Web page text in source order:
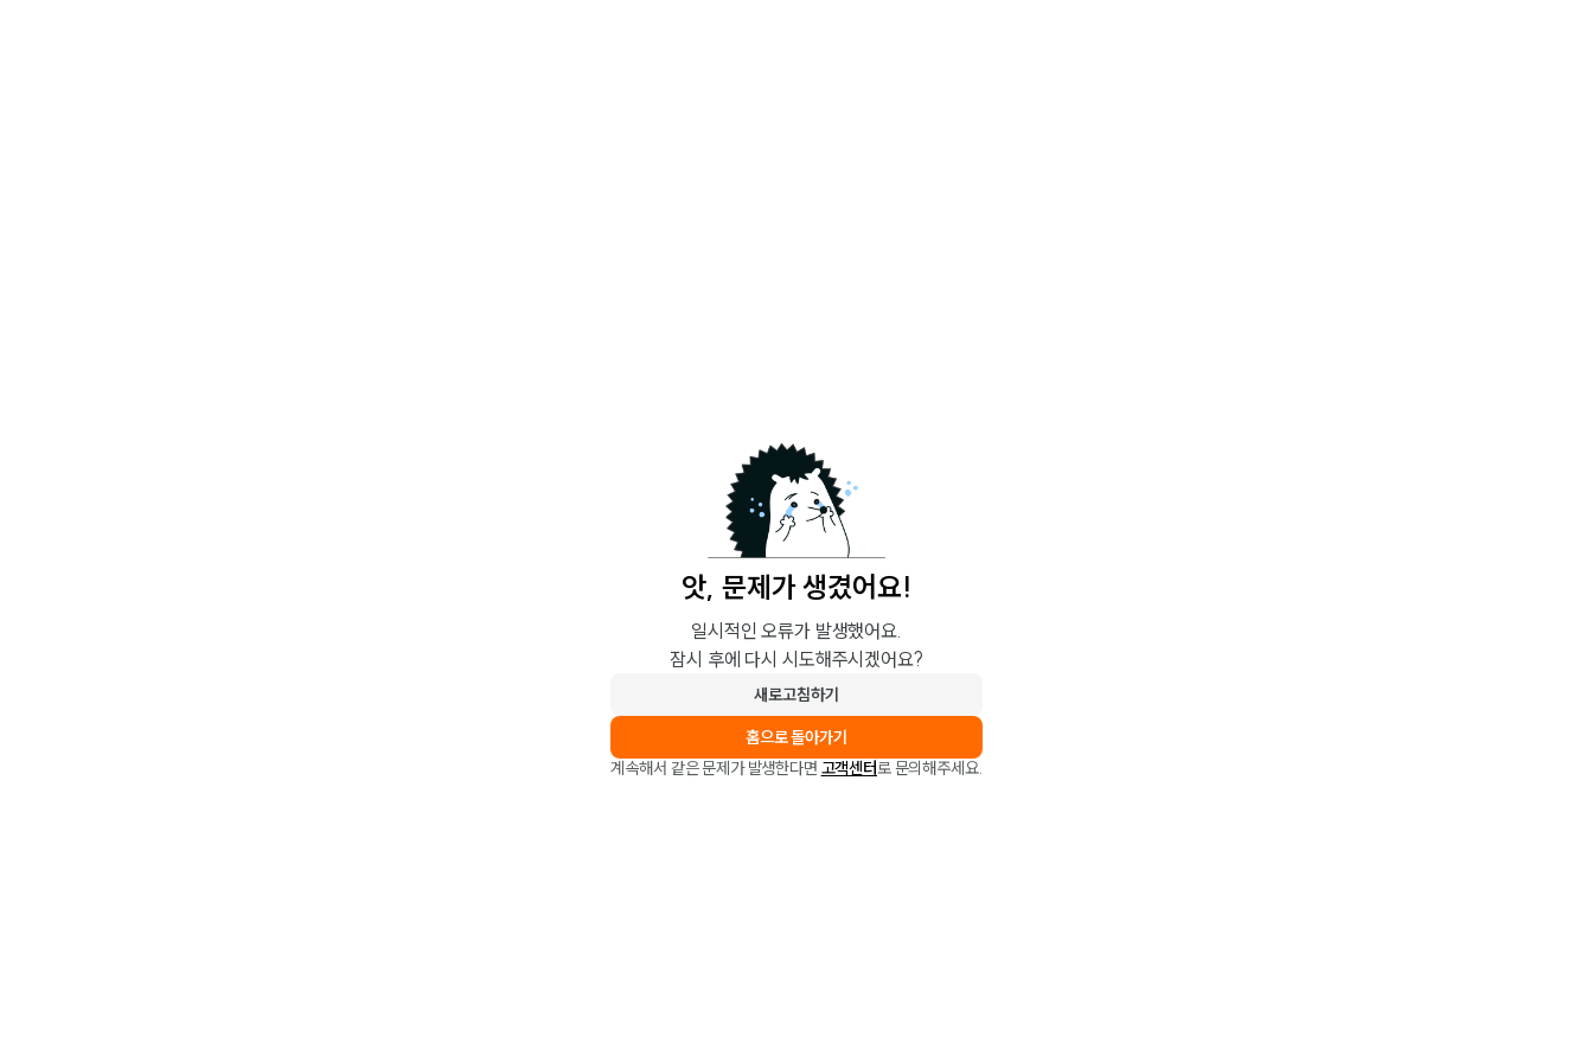
앗, 문제가 생겼어요!
일시적인 오류가 발생했어요.
잠시 후에 다시 시도해주시겠어요?
새로고침하기
홈으로 돌아가기
계속해서 같은 문제가 발생한다면 고객센터로 문의해주세요.